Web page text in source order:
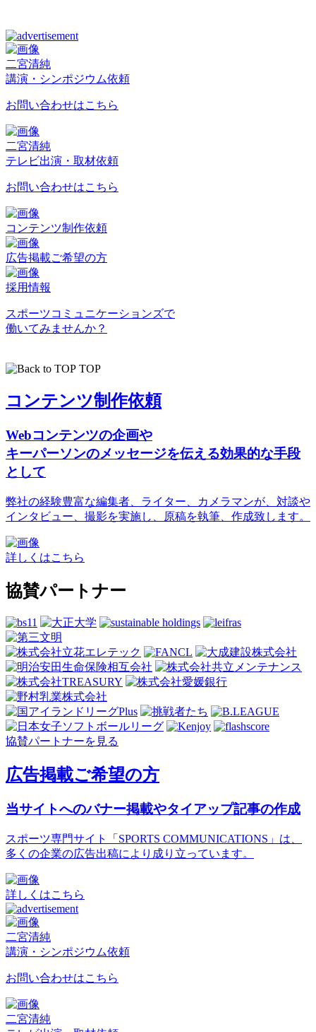
二宮清純
講演・シンポジウム依頼
お問い合わせはこちら
二宮清純
テレビ出演・取材依頼
お問い合わせはこちら
コンテンツ制作依頼
広告掲載ご希望の方
採用情報
スポーツコミュニケーションズで
働いてみませんか？
TOP
コンテンツ制作依頼
Webコンテンツの企画や
キーパーソンのメッセージを伝える効果的な手段
として
弊社の経験豊富な編集者、ライター、カメラマンが、対談や
インタビュー、撮影を実施し、原稿を執筆、作成致します。
詳しくはこちら
協賛パートナー
協賛パートナーを見る
広告掲載ご希望の方
当サイトへのバナー掲載やタイアップ記事の作成
スポーツ専門サイト「SPORTS COMMUNICATIONS」は、
多くの企業の広告出稿により成り立っています。
詳しくはこちら
二宮清純
講演・シンポジウム依頼
お問い合わせはこちら
二宮清純